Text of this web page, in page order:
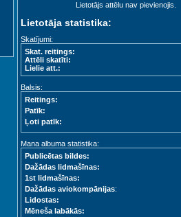
Lietotājs attēlu nav pievienojis.
Lietotāja statistika:
Skatījumi:
Skat. reitings:
Attēli skatīti:
Lielie att.:
Balsis:
Reitings:
Patīk:
Ļoti patīk:
Mana albuma statistika:
Publicētas bildes:
Dažādas lidmašīnas:
1st lidmašīnas:
Dažādas aviokompānijas:
Lidostas:
Mēneša labākās: